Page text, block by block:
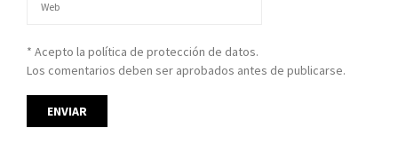
* Acepto la política de protección de datos.
Los comentarios deben ser aprobados antes de publicarse.